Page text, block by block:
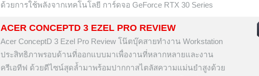
ด้วยการใช้พลังจากเทคโนโลยี การ์ดจอ GeForce RTX 30 Series
ACER CONCEPTD 3 EZEL PRO REVIEW
Acer ConceptD 3 Ezel Pro Review โน๊ตบุ๊คสายทำงาน Workstation
ประสิทธิภาพรอบด้านที่ออกแบบมาเพื่องานที่หลากหลายและงาน
ครีเอทีฟ ด้วยดีไซน์สุดล้ำมาพร้อมปากกาสไตลัสความแม่นยำสูงด้วย